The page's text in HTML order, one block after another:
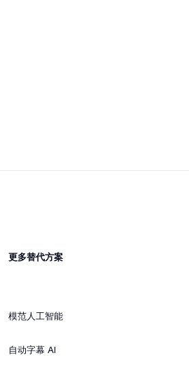
更多替代方案
模范人工智能
自动字幕 AI